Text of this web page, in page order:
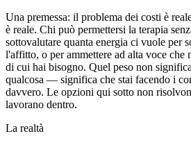
Una premessa: il problema dei costi è
è reale. Chi può permettersi la terapia
sottovalutare quanta energia ci vuole per
l'affitto, o per ammettere ad alta voce che
di cui hai bisogno. Quel peso non
qualcosa — significa che stai facendo i
davvero. Le opzioni qui sotto non
lavorano dentro.
La realtà